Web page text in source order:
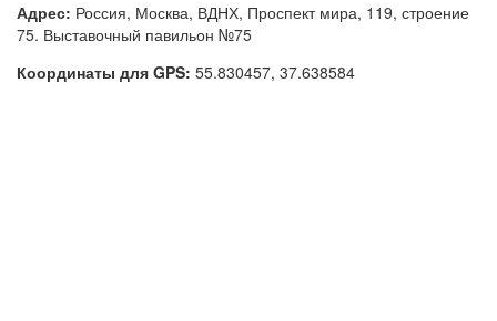
Адрес: Россия, Москва, ВДНХ, Проспект мира, 119, строение
75. Выставочный павильон №75
Координаты для GPS: 55.830457, 37.638584